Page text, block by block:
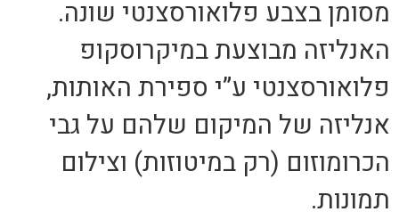
מסומן בצבע פלואורסצנטי שונה.
האנליזה מבוצעת במיקרוסקופ
פלואורסצנטי ע”י ספירת האותות,
אנליזה של המיקום שלהם על גבי
הכרומוזום (רק במיטוזות) וצילום
תמונות.